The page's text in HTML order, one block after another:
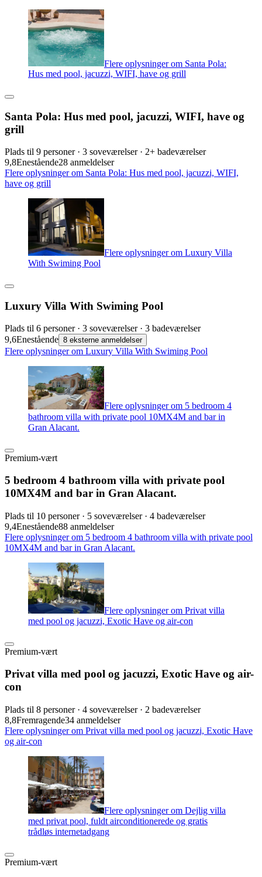
Flere oplysninger om Santa Pola:
Hus med pool, jacuzzi, WIFI, have og grill
Santa Pola: Hus med pool, jacuzzi, WIFI, have og
grill
Plads til 9 personer · 3 soveværelser · 2+ badeværelser
9,8Enestående28 anmeldelser
Flere oplysninger om Santa Pola: Hus med pool, jacuzzi, WIFI,
have og grill
Flere oplysninger om Luxury Villa
With Swiming Pool
Luxury Villa With Swiming Pool
Plads til 6 personer · 3 soveværelser · 3 badeværelser
9,6Enestående 8 eksterne anmeldelser
Flere oplysninger om Luxury Villa With Swiming Pool
Flere oplysninger om 5 bedroom 4
bathroom villa with private pool 10MX4M and bar in
Gran Alacant.
Premium-vært
5 bedroom 4 bathroom villa with private pool
10MX4M and bar in Gran Alacant.
Plads til 10 personer · 5 soveværelser · 4 badeværelser
9,4Enestående88 anmeldelser
Flere oplysninger om 5 bedroom 4 bathroom villa with private pool
10MX4M and bar in Gran Alacant.
Flere oplysninger om Privat villa
med pool og jacuzzi, Exotic Have og air-con
Premium-vært
Privat villa med pool og jacuzzi, Exotic Have og air-
con
Plads til 8 personer · 4 soveværelser · 2 badeværelser
8,8Fremragende34 anmeldelser
Flere oplysninger om Privat villa med pool og jacuzzi, Exotic Have
og air-con
Flere oplysninger om Dejlig villa
med privat pool, fuldt airconditionerede og gratis
trådløs internetadgang
Premium-vært